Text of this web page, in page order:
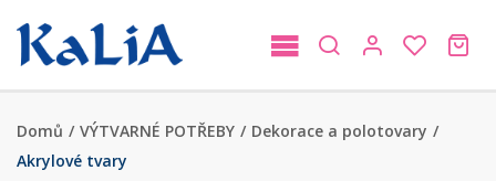
Domů / VÝTVARNÉ POTŘEBY / Dekorace a polotovary /
Akrylové tvary